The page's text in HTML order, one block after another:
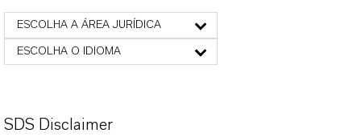
ESCOLHA A ÁREA JURÍDICA
ESCOLHA O IDIOMA
SDS Disclaimer